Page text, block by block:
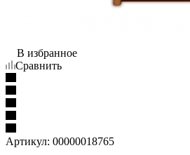
В избранное
Сравнить
Артикул: 00000018765